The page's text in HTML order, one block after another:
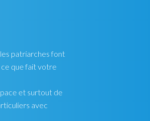
patriarches font
que fait votre
et surtout de
avec